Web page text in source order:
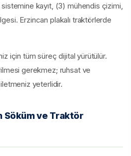
sistemine kayıt, (3) mühendis çizimi,
Erzincan plakalı traktörlerde
için tüm süreç dijital yürütülür.
gerekmez; ruhsat ve
yeterlidir.
Söküm ve Traktör